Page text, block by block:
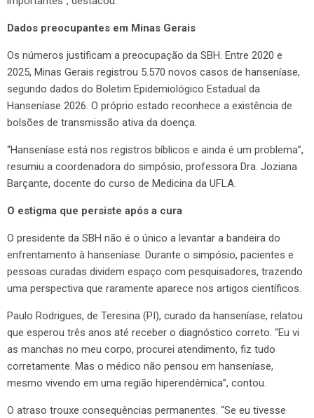
Dados preocupantes em Minas Gerais
Os números justificam a preocupação da SBH. Entre 2020 e
2025, Minas Gerais registrou 5.570 novos casos de hanseníase,
segundo dados do Boletim Epidemiológico Estadual da
Hanseníase 2026. O próprio estado reconhece a existência de
bolsões de transmissão ativa da doença.
“Hanseníase está nos registros bíblicos e ainda é um problema”,
resumiu a coordenadora do simpósio, professora Dra. Joziana
Barçante, docente do curso de Medicina da UFLA.
O estigma que persiste após a cura
O presidente da SBH não é o único a levantar a bandeira do
enfrentamento à hanseníase. Durante o simpósio, pacientes e
pessoas curadas dividem espaço com pesquisadores, trazendo
uma perspectiva que raramente aparece nos artigos científicos.
Paulo Rodrigues, de Teresina (PI), curado da hanseníase, relatou
que esperou três anos até receber o diagnóstico correto. “Eu vi
as manchas no meu corpo, procurei atendimento, fiz tudo
corretamente. Mas o médico não pensou em hanseníase,
mesmo vivendo em uma região hiperendêmica”, contou.
O atraso trouxe consequências permanentes. “Se eu tivesse